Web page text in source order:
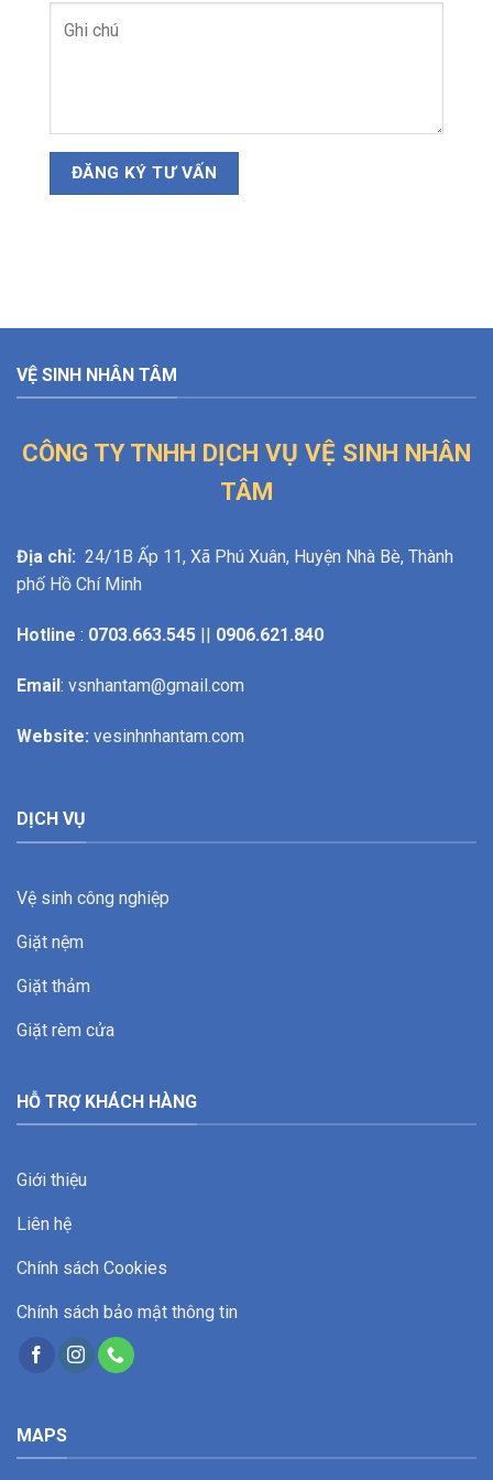
VỆ SINH NHÂN TÂM
CÔNG TY TNHH DỊCH VỤ VỆ SINH NHÂN
TÂM
Địa chỉ: 24/1B Ấp 11, Xã Phú Xuân, Huyện Nhà Bè, Thành
phố Hồ Chí Minh
Hotline : 0703.663.545 || 0906.621.840
Email: vsnhantam@gmail.com
Website: vesinhnhantam.com
DỊCH VỤ
Vệ sinh công nghiệp
Giặt nệm
Giặt thảm
Giặt rèm cửa
HỖ TRỢ KHÁCH HÀNG
Giới thiệu
Liên hệ
Chính sách Cookies
Chính sách bảo mật thông tin
MAPS